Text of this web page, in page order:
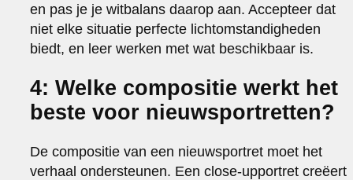
en pas je je witbalans daarop aan. Accepteer dat
niet elke situatie perfecte lichtomstandigheden
biedt, en leer werken met wat beschikbaar is.
4: Welke compositie werkt het
beste voor nieuwsportretten?
De compositie van een nieuwsportret moet het
verhaal ondersteunen. Een close-upportret creëert